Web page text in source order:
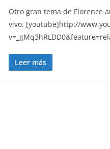
Otro gran tema de Florence
vivo. [youtube]http://
Leer más